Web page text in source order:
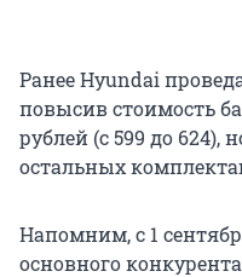
Ранее Hyundai
повысив стоимость
рублей (с 599 до
остальных
Напомним, с 1
основного